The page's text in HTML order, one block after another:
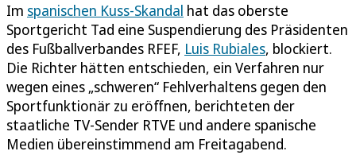
Im spanischen Kuss-Skandal hat das oberste
Sportgericht Tad eine Suspendierung des Präsidenten
des Fußballverbandes RFEF, Luis Rubiales, blockiert.
Die Richter hätten entschieden, ein Verfahren nur
wegen eines „schweren“ Fehlverhaltens gegen den
Sportfunktionär zu eröffnen, berichteten der
staatliche TV-Sender RTVE und andere spanische
Medien übereinstimmend am Freitagabend.